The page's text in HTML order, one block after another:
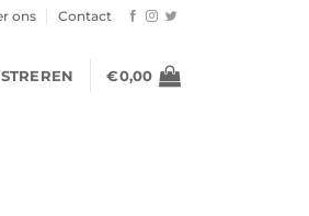
ons Contact
€0,00